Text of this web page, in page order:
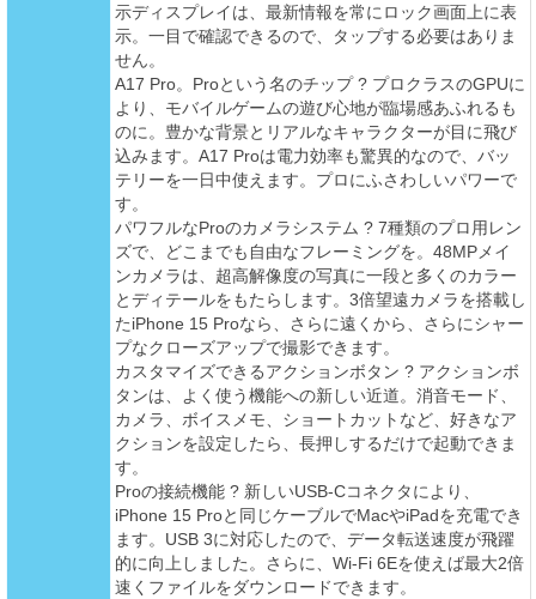
示ディスプレイは、最新情報を常にロック画面上に表
示。一目で確認できるので、タップする必要はありま
せん。
A17 Pro。Proという名のチップ ? プロクラスのGPUに
より、モバイルゲームの遊び心地が臨場感あふれるも
のに。豊かな背景とリアルなキャラクターが目に飛び
込みます。A17 Proは電力効率も驚異的なので、バッ
テリーを一日中使えます。プロにふさわしいパワーで
す。
パワフルなProのカメラシステム ? 7種類のプロ用レン
ズで、どこまでも自由なフレーミングを。48MPメイ
ンカメラは、超高解像度の写真に一段と多くのカラー
とディテールをもたらします。3倍望遠カメラを搭載し
たiPhone 15 Proなら、さらに遠くから、さらにシャー
プなクローズアップで撮影できます。
カスタマイズできるアクションボタン ? アクションボ
タンは、よく使う機能への新しい近道。消音モード、
カメラ、ボイスメモ、ショートカットなど、好きなア
クションを設定したら、長押しするだけで起動できま
す。
Proの接続機能 ? 新しいUSB-Cコネクタにより、
iPhone 15 Proと同じケーブルでMacやiPadを充電でき
ます。USB 3に対応したので、データ転送速度が飛躍
的に向上しました。さらに、Wi-Fi 6Eを使えば最大2倍
速くファイルをダウンロードできます。